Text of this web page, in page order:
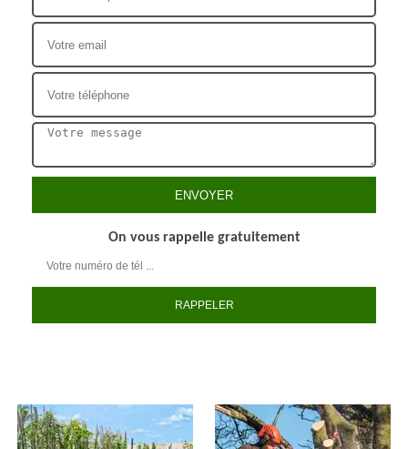
On vous rappelle gratuitement